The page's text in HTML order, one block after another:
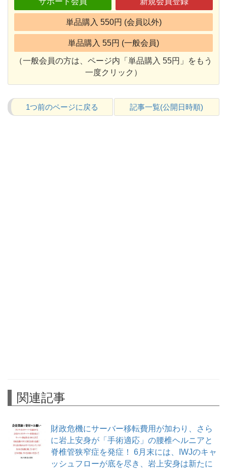
単品購入 550円 (会員以外)
単品購入 55円 (一般会員)
（一般会員の方は、ページ内「単品購入 55円」をもう
一度クリック）
1つ前のページに戻る 記事一覧(公開日時順)
関連記事
財政危機にサーバー移転費用が加わり、さら
に岩上安身が「手術適応」の腰椎ヘルニアと
脊椎管狭窄症を発症！ 6月末には、IWJのキャ
ッシュフローが底を尽き、岩上安身は新たに